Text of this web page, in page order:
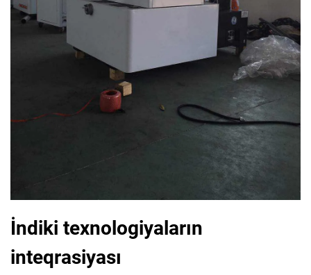
İndiki texnologiyaların
inteqrasiyası